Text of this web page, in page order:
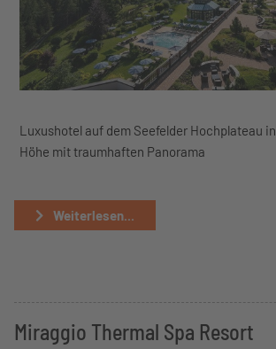
Luxushotel auf dem Seefelder Hochplateau
Höhe mit traumhaften Panorama
Weiterlesen...
Miraggio Thermal Spa Resort